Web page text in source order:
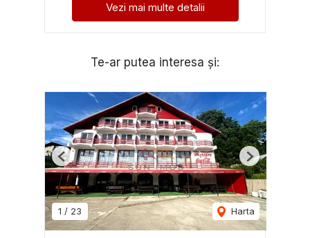
Vezi mai multe detalii
Te-ar putea interesa și:
1 / 23 Harta
Previous Next